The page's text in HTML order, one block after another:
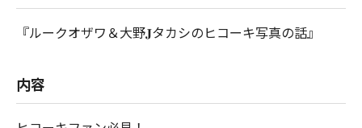
『ルークオザワ＆大野𝐉タカシのヒコーキ写真の話』
内容